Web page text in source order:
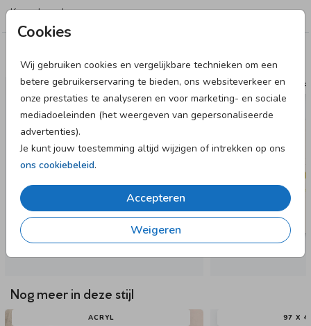
Cookies
Wij gebruiken cookies en vergelijkbare technieken om een
betere gebruikerservaring te bieden, ons websiteverkeer en
onze prestaties te analyseren en voor marketing- en sociale
mediadoeleinden (het weergeven van gepersonaliseerde
advertenties).
Je kunt jouw toestemming altijd wijzigen of intrekken op ons
ons cookiebeleid.
Accepteren
Weigeren
Kraamborrel
Deze designs vind je misschien ook leuk
KRAAMBORRELKAART
Nog meer in deze stijl
ACRYL 97 X